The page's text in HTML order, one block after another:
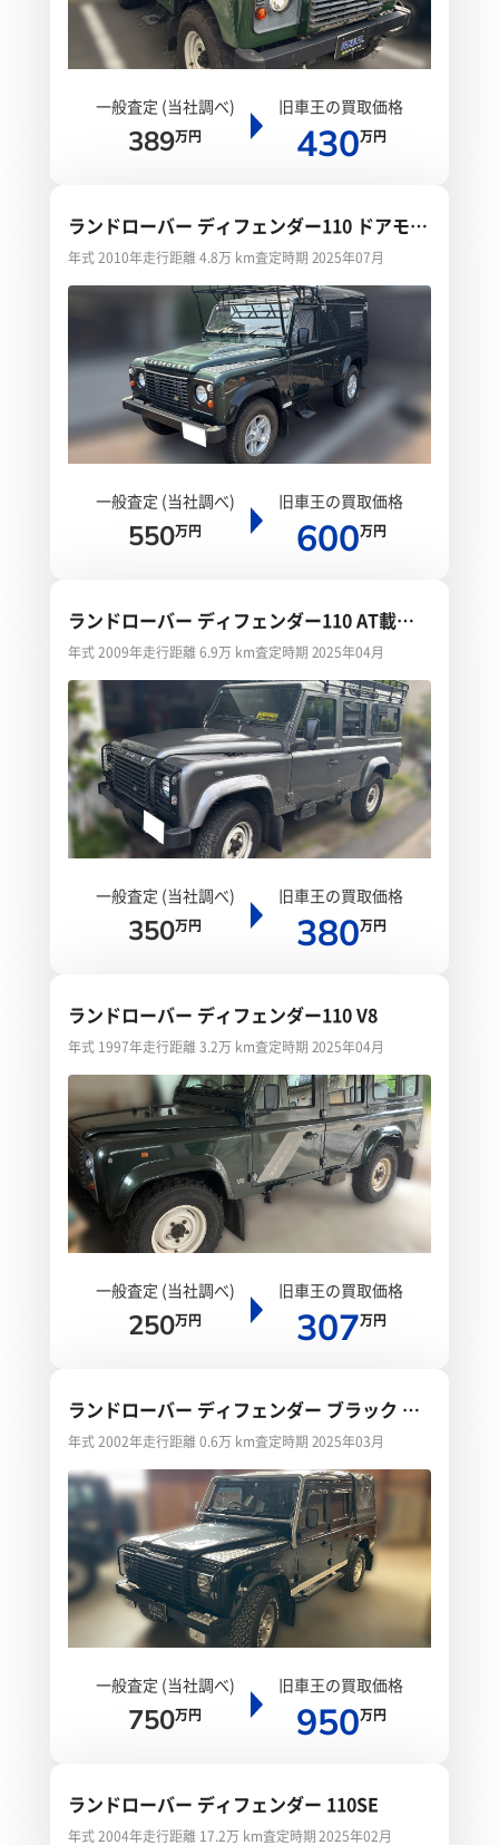
一般査定 (当社調べ)
389万円
旧車王の買取価格
430万円
ランドローバー ディフェンダー110 ドアモー
ビル キャンピングカー
年式 2010年走行距離 4.8万 km査定時期 2025年07月
一般査定 (当社調べ)
550万円
旧車王の買取価格
600万円
ランドローバー ディフェンダー110 AT載せ
替え
年式 2009年走行距離 6.9万 km査定時期 2025年04月
一般査定 (当社調べ)
350万円
旧車王の買取価格
380万円
ランドローバー ディフェンダー110 V8
年式 1997年走行距離 3.2万 km査定時期 2025年04月
一般査定 (当社調べ)
250万円
旧車王の買取価格
307万円
ランドローバー ディフェンダー ブラック ピ
ックアップ
年式 2002年走行距離 0.6万 km査定時期 2025年03月
一般査定 (当社調べ)
750万円
旧車王の買取価格
950万円
ランドローバー ディフェンダー 110SE
年式 2004年走行距離 17.2万 km査定時期 2025年02月